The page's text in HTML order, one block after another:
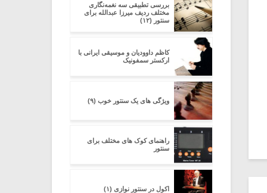
بررسی تطبیقی سه نغمه‌نگاری
مختلف ردیف میرزا عبدالله برای
سنتور (۱۲)
کاظم داوودیان و موسیقی ایرانی با
ارکستر سمفونیک
ویژگی های یک سنتور خوب (۹)
راهنمای کوک های مختلف برای
سنتور
اکول در سنتور نوازی (۱)